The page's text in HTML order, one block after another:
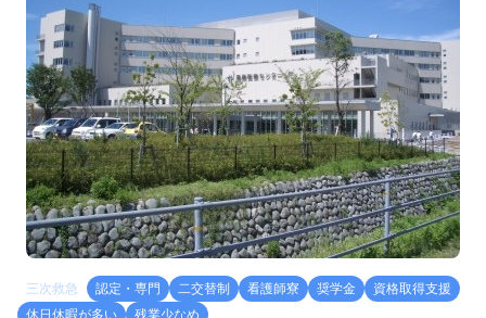
三次救急 認定・専門 二交替制 看護師寮 奨学金
資格取得支援